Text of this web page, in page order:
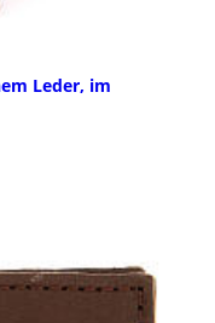
Leder, im